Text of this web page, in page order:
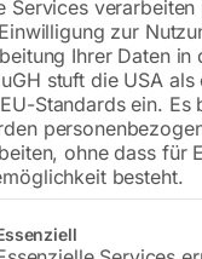
Services
zur
Ihrer Daten in
stuft die USA
Standards ein.
ohne dass für
besteht.
eine Liste der